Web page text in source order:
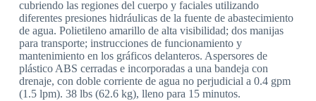
cubriendo las regiones del cuerpo y faciales utilizando
diferentes presiones hidráulicas de la fuente de abastecimiento
de agua. Polietileno amarillo de alta visibilidad; dos manijas
para transporte; instrucciones de funcionamiento y
mantenimiento en los gráficos delanteros. Aspersores de
plástico ABS cerradas e incorporadas a una bandeja con
drenaje, con doble corriente de agua no perjudicial a 0.4 gpm
(1.5 lpm). 38 lbs (62.6 kg), lleno para 15 minutos.